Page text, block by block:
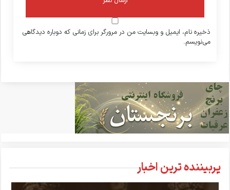
ذخیره نام، ایمیل و وبسایت من در مرورگر برای زمانی که دوباره دیدگاهی
می‌نویسم.
پربیننده ترین اخبار